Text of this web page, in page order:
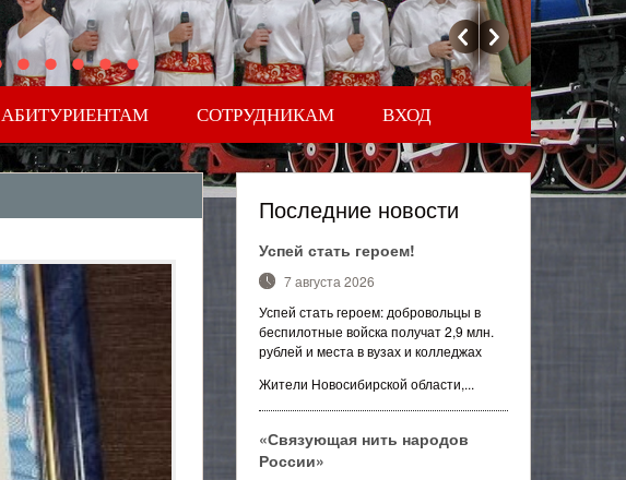
АБИТУРИЕНТАМ СОТРУДНИКАМ ВХОД
Последние новости
Успей стать героем!
7 августа 2026
Успей стать героем: добровольцы в
беспилотные войска получат 2,9 млн.
рублей и места в вузах и колледжах
Жители Новосибирской области,...
«Связующая нить народов
России»